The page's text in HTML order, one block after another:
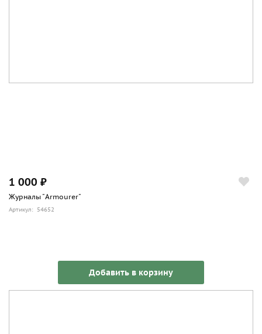
1 000 ₽
Журналы "Armourer"
Артикул: 54652
Добавить в корзину